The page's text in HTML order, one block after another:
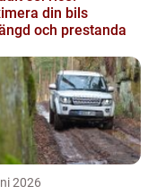
din bils
och prestanda
2026